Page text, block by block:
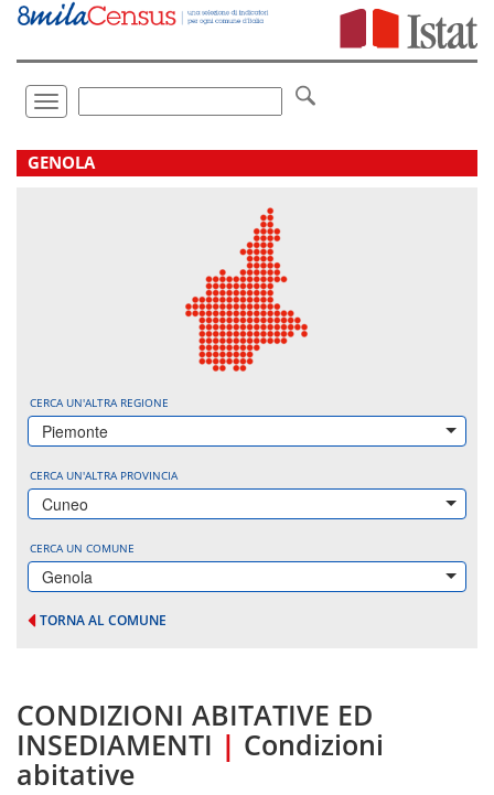
Vai
direttamente
Toggle
navigation
.
GENOLA
CERCA UN'ALTRA REGIONE
Piemonte
CERCA UN'ALTRA PROVINCIA
Cuneo
CERCA UN COMUNE
Genola
TORNA AL COMUNE
CONDIZIONI ABITATIVE ED
INSEDIAMENTI | Condizioni
abitative